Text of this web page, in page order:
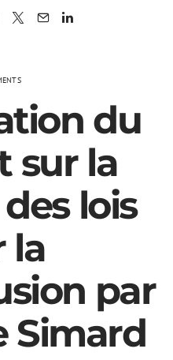
du
sur la
lois
la
par
Simard